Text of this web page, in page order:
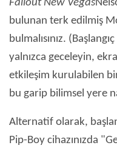
Fallout New Vegas
bulunan terk edilmiş
bulmalısınız.
yalnızca geceleyin,
etkileşim kurulabilen
bu garip bilimsel yere
Alternatif olarak,
Pip-Boy cihazınızda